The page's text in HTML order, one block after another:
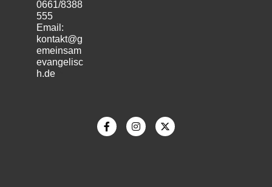
0661/8388
555
Email:
kontakt@g
emeinsam
evangelisc
h.de